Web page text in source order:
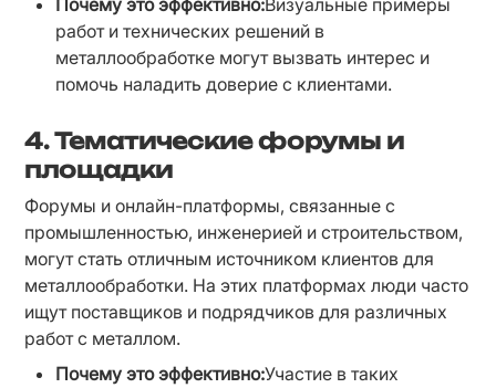
Почему это эффективно:Визуальные примеры
работ и технических решений в
металлообработке могут вызвать интерес и
помочь наладить доверие с клиентами.
4.Тематические форумы и
площадки
Форумы и онлайн-платформы, связанные с
промышленностью, инженерией и строительством,
могут стать отличным источником клиентов для
металлообработки. На этих платформах люди часто
ищут поставщиков и подрядчиков для различных
работ с металлом.
Почему это эффективно:Участие в таких